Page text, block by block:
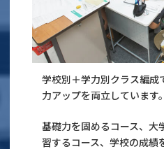
学校別＋学力別クラス編成
力アップを両立しています。
基礎力を固めるコース、大
習するコース、学校の成績